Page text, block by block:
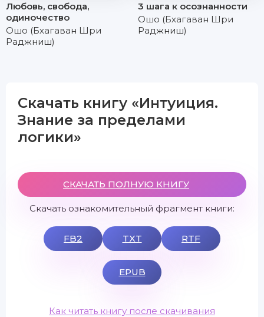
Любовь, свобода,
одиночество
Ошо (Бхагаван Шри
Раджниш)
3 шага к осознанности
Ошо (Бхагаван Шри
Раджниш)
Скачать книгу «Интуиция.
Знание за пределами
логики»
СКАЧАТЬ ПОЛНУЮ КНИГУ
Скачать ознакомительный фрагмент книги:
FB2 TXT RTF
EPUB
Как читать книгу после скачивания